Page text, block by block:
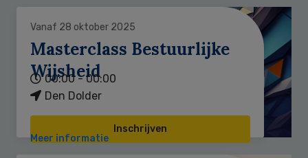
Vanaf 28 oktober 2025
Masterclass Bestuurlijke
Wijsheid
00:00 - 00:00
Den Dolder
Inschrijven
Meer informatie